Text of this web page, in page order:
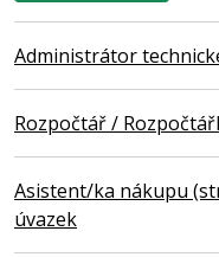
Administrátor
Rozpočtář /
Asistent/ka nákupu
úvazek